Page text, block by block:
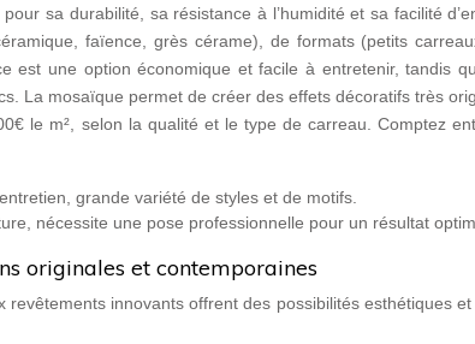
sa durabilité, sa résistance à l’humidité et sa facilité
faïence, grès cérame), de formats (petits
est une option économique et facile à entretenir, tandis
La mosaïque permet de créer des effets décoratifs très
le m², selon la qualité et le type de carreau. Comptez
grande variété de styles et de motifs.
nécessite une pose professionnelle pour un résultat
originales et contemporaines
innovants offrent des possibilités esthétiques